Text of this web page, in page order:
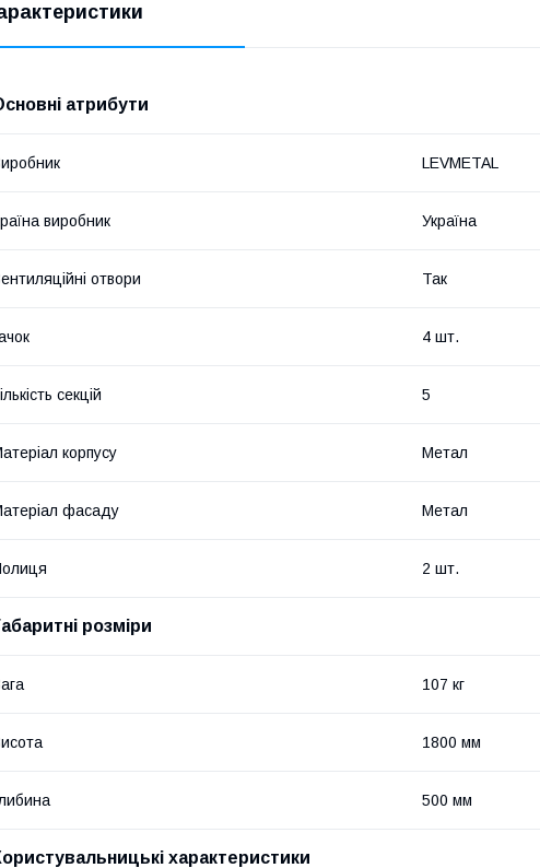
атрибути
LEVMETAL
виробник Україна
отвори Так
4 шт.
секцій 5
корпусу Метал
фасаду Метал
2 шт.
розміри
107 кг
1800 мм
500 мм
характеристики